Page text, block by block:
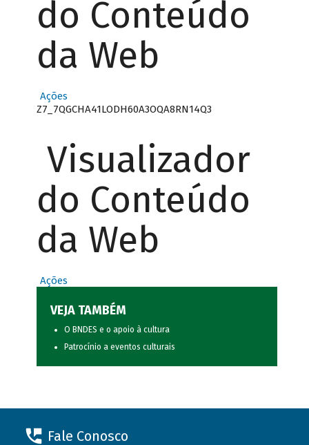
do Conteúdo
da Web
Ações
Z7_7QGCHA41LODH60A3OQA8RN14Q3
Visualizador
do Conteúdo
da Web
Ações
VEJA TAMBÉM
O BNDES e o apoio à cultura
Patrocínio a eventos culturais
Fale Conosco